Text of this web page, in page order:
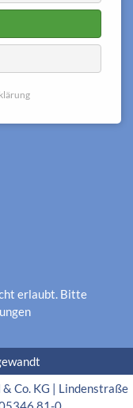
erlaubt. Bitte
Co. KG | Lindenstraße